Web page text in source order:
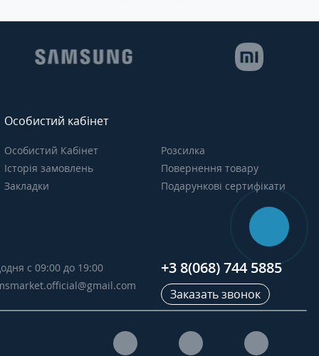
Особистий кабінет
Особистий Кабінет
Історія замовлень
Закладки
Розсилка
Повернення товару
Подарункові сертифікати
с 09:00 до 19:00
+3 8(068) 744 5885
Заказать звонок